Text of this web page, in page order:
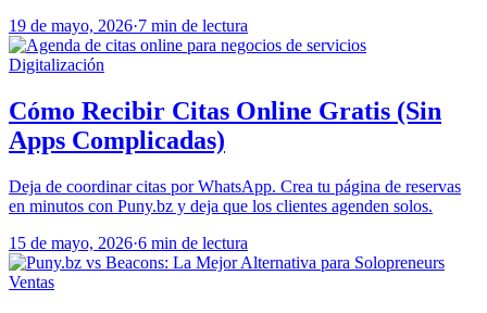
19 de mayo, 2026·7 min de lectura
Digitalización
Cómo Recibir Citas Online Gratis (Sin
Apps Complicadas)
Deja de coordinar citas por WhatsApp. Crea tu página de reservas
en minutos con Puny.bz y deja que los clientes agenden solos.
15 de mayo, 2026·6 min de lectura
Ventas